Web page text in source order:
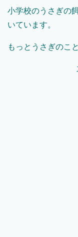
小学校のうさぎの
いています。
もっとうさぎのこ